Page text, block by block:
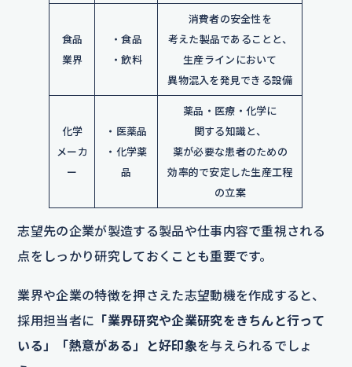
食品
業界
・食品
・飲料
消費者の安全性を
考えた製品であることと、
生産ラインにおいて
異物混入を発見できる設備
化学
メーカ
ー
・医薬品
・化学薬
品
薬品・医療・化学に
関する知識と、
薬が必要な患者のための
効率的で安定した生産工程
の立案
志望先の企業が製造する製品や仕事内容で重視される
点をしっかり研究しておくことも重要です。
業界や企業の特徴を押さえた志望動機を作成すると、
採用担当者に
「業界研究や企業研究をきちんと行って
いる」「熱意がある」と好印象を与えられるでしょ